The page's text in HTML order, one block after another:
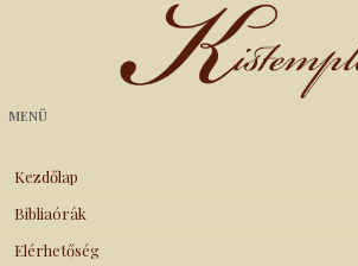
Kistemplom
MENÜ
Kezdőlap
Bibliaórák
Elérhetőség